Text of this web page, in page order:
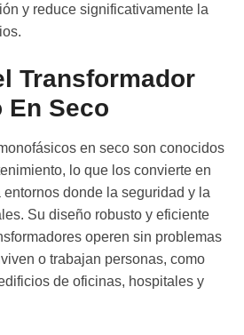
y reduce significativamente la
Transformador
En Seco
en seco son conocidos
lo que los convierte en
donde la seguridad y la
Su diseño robusto y eficiente
operen sin problemas
o trabajan personas, como
de oficinas, hospitales y